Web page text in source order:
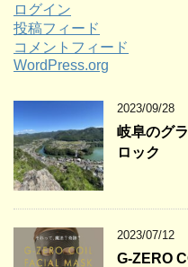
ログイン
投稿フィード
コメントフィード
WordPress.org
2023/09/28
岐阜のグ
ロック
2023/07/12
G-ZERO